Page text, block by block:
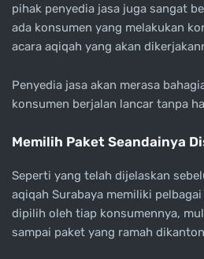
pihak penyedia jasa juga sangat
ada konsumen yang melakukan
acara aqiqah yang akan
Penyedia jasa akan merasa
konsumen berjalan lancar tanpa
Memilih Paket Seandainya
Seperti yang telah dijelaskan
aqiqah Surabaya memiliki
dipilih oleh tiap konsumennya,
sampai paket yang ramah